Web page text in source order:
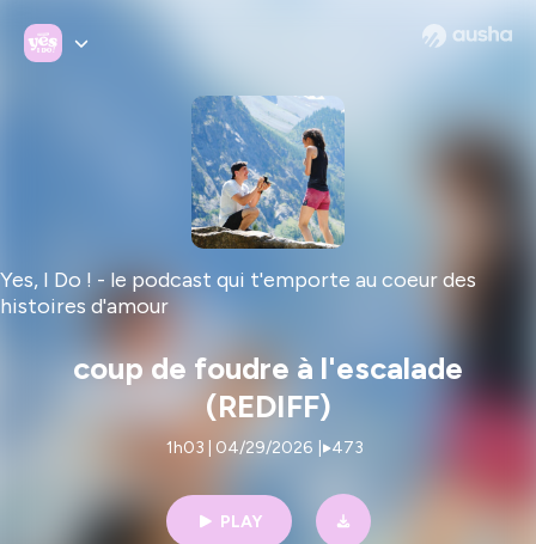
Yes, I Do ! - le podcast qui t'emporte au coeur des
histoires d'amour
coup de foudre à l'escalade
(REDIFF)
1h03 | 04/29/2026 473
PLAY